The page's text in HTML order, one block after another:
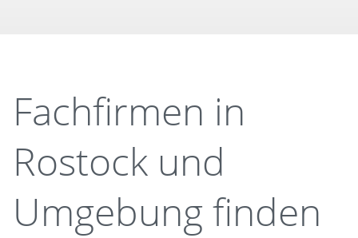
Fachfirmen in
Rostock und
Umgebung finden